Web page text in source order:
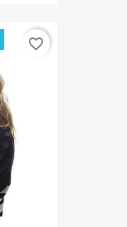
favorite_border